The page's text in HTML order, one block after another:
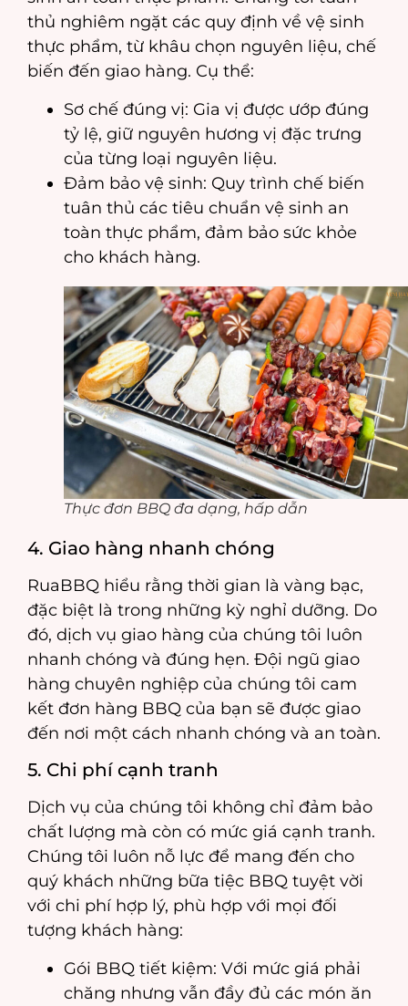
thủ nghiêm ngặt các quy định về vệ sinh
thực phẩm, từ khâu chọn nguyên liệu, chế
biến đến giao hàng. Cụ thể:
Sơ chế đúng vị: Gia vị được ướp đúng
tỷ lệ, giữ nguyên hương vị đặc trưng
của từng loại nguyên liệu.
Đảm bảo vệ sinh: Quy trình chế biến
tuân thủ các tiêu chuẩn vệ sinh an
toàn thực phẩm, đảm bảo sức khỏe
cho khách hàng.
Thực đơn BBQ đa dạng, hấp dẫn
4. Giao hàng nhanh chóng
RuaBBQ hiểu rằng thời gian là vàng bạc,
đặc biệt là trong những kỳ nghỉ dưỡng. Do
đó, dịch vụ giao hàng của chúng tôi luôn
nhanh chóng và đúng hẹn. Đội ngũ giao
hàng chuyên nghiệp của chúng tôi cam
kết đơn hàng BBQ của bạn sẽ được giao
đến nơi một cách nhanh chóng và an toàn.
5. Chi phí cạnh tranh
Dịch vụ của chúng tôi không chỉ đảm bảo
chất lượng mà còn có mức giá cạnh tranh.
Chúng tôi luôn nỗ lực để mang đến cho
quý khách những bữa tiệc BBQ tuyệt vời
với chi phí hợp lý, phù hợp với mọi đối
tượng khách hàng:
Gói BBQ tiết kiệm: Với mức giá phải
chăng nhưng vẫn đầy đủ các món ăn